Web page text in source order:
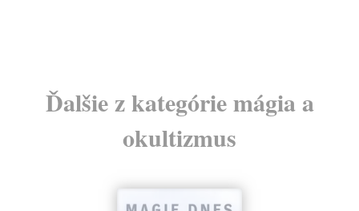
Ďalšie z kategórie mágia a
okultizmus